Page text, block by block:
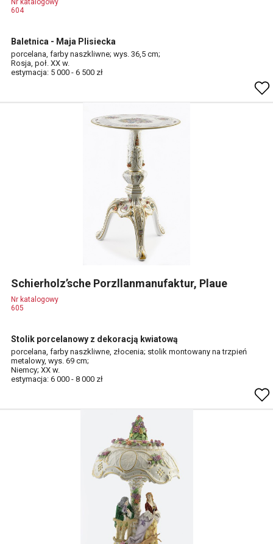
Nr katalogowy
604
Baletnica - Maja Plisiecka
porcelana, farby naszkliwne; wys. 36,5 cm;
Rosja, poł. XX w.
estymacja: 5 000 - 6 500 zł
Schierholz’sche Porzllanmanufaktur, Plaue
Nr katalogowy
605
Stolik porcelanowy z dekoracją kwiatową
porcelana, farby naszkliwne, złocenia; stolik montowany na trzpień
metalowy, wys. 69 cm;
Niemcy; XX w.
estymacja: 6 000 - 8 000 zł